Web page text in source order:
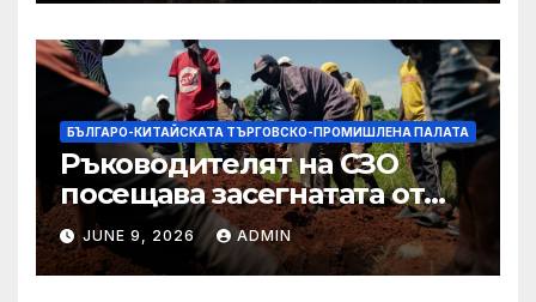
БЪЛГАРО-КИТАЙСКАТА ТЪРГОВСКО-ПРОМИШЛЕНА ПАЛАТА
Ръководителят на СЗО
посещава засегнатата от
Ебола Уганда, след като
вирусът се разпространява
от ДРК
JUNE 9, 2026 ADMIN